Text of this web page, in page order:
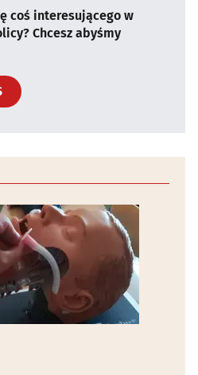
coś interesującego w
Chcesz abyśmy